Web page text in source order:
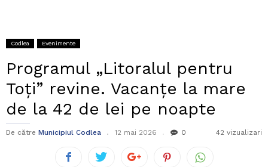
Codlea Evenimente
Programul „Litoralul pentru
Toți” revine. Vacanțe la mare
de la 42 de lei pe noapte
De către Municipiul Codlea 12 mai 2026 0 42 vizualizari